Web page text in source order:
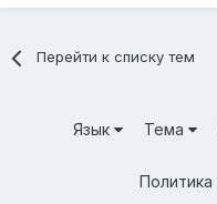
Перейти к списку тем
Язык Тема